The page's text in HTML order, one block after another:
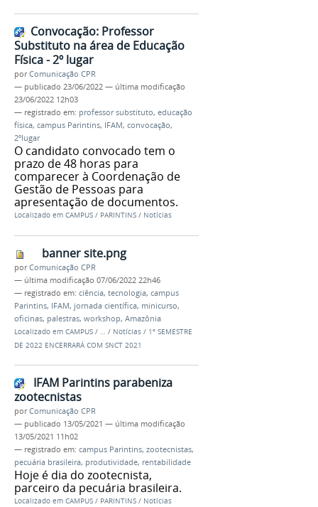
Convocação: Professor
Substituto na área de Educação
Física - 2º lugar
porComunicação CPR
— publicado 23/06/2022 — última modificação
23/06/2022 12h03
— registrado em: professor substituto, educação
física, campus Parintins, IFAM, convocação,
2ºlugar
O candidato convocado tem o
prazo de 48 horas para
comparecer à Coordenação de
Gestão de Pessoas para
apresentação de documentos.
Localizado em CAMPUS / PARINTINS / Notícias
banner site.png
porComunicação CPR
— última modificação 07/06/2022 22h46
— registrado em: ciência, tecnologia, campus
Parintins, IFAM, jornada científica, minicurso,
oficinas, palestras, workshop, Amazônia
Localizado em CAMPUS / … / Notícias / 1º SEMESTRE
DE 2022 ENCERRARÁ COM SNCT 2021
IFAM Parintins parabeniza
zootecnistas
porComunicação CPR
— publicado 13/05/2021 — última modificação
13/05/2021 11h02
— registrado em: campus Parintins, zootecnistas,
pecuária brasileira, produtividade, rentabilidade
Hoje é dia do zootecnista,
parceiro da pecuária brasileira.
Localizado em CAMPUS / PARINTINS / Notícias